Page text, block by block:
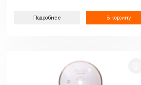
Подробнее В корзину